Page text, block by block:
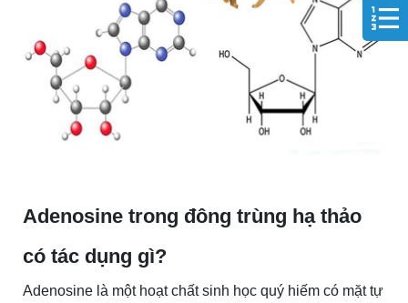
Adenosine trong đông trùng hạ thảo
có tác dụng gì?
Adenosine là một hoạt chất sinh học quý hiếm có mặt tự